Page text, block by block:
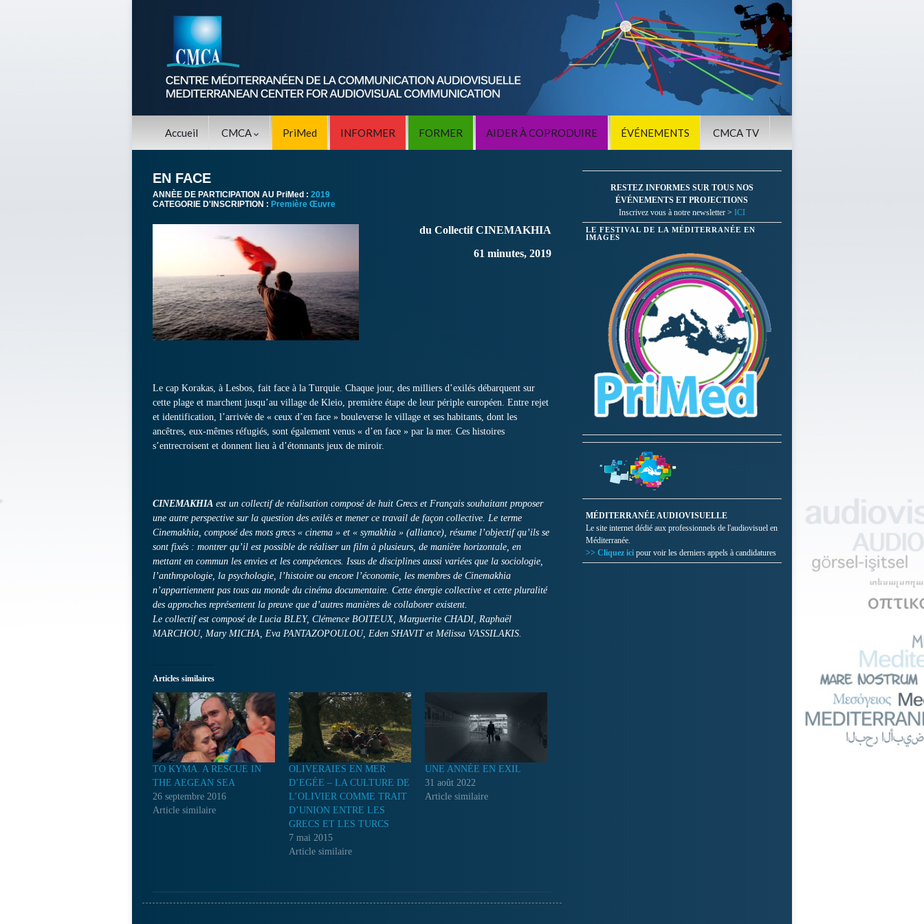
Accueil CMCA PriMed INFORMER FORMER AIDER À COPRODUIRE ÉVÉNEMENTS CMCA TV
EN FACE
ANNÈE DE PARTICIPATION AU PriMed : 2019
CATEGORIE D'INSCRIPTION : Première Œuvre
du Collectif CINEMAKHIA
61 minutes, 2019
Le cap Korakas, à Lesbos, fait face à la Turquie. Chaque jour, des milliers d’exilés débarquent sur
cette plage et marchent jusqu’au village de Kleio, première étape de leur périple européen. Entre rejet
et identification, l’arrivée de « ceux d’en face » bouleverse le village et ses habitants, dont les
ancêtres, eux-mêmes réfugiés, sont également venus « d’en face » par la mer. Ces histoires
s’entrecroisent et donnent lieu à d’étonnants jeux de miroir.
CINEMAKHIA est un collectif de réalisation composé de huit Grecs et Français souhaitant proposer
une autre perspective sur la question des exilés et mener ce travail de façon collective. Le terme
Cinemakhia, composé des mots grecs « cinema » et « symakhia » (alliance), résume l’objectif qu’ils se
sont fixés : montrer qu’il est possible de réaliser un film à plusieurs, de manière horizontale, en
mettant en commun les envies et les compétences. Issus de disciplines aussi variées que la sociologie,
l’anthropologie, la psychologie, l’histoire ou encore l’économie, les membres de Cinemakhia
n’appartiennent pas tous au monde du cinéma documentaire. Cette énergie collective et cette pluralité
des approches représentent la preuve que d’autres manières de collaborer existent.
Le collectif est composé de Lucia BLEY, Clémence BOITEUX, Marguerite CHADI, Raphaël
MARCHOU, Mary MICHA, Eva PANTAZOPOULOU, Eden SHAVIT et Mélissa VASSILAKIS.
Articles similaires
TO KYMA. A RESCUE IN
THE AEGEAN SEA
26 septembre 2016
Article similaire
OLIVERAIES EN MER
D’EGÉE – LA CULTURE DE
L’OLIVIER COMME TRAIT
D’UNION ENTRE LES
GRECS ET LES TURCS
7 mai 2015
Article similaire
UNE ANNÉE EN EXIL
31 août 2022
Article similaire
RESTEZ INFORMES SUR TOUS NOS
ÉVÉNEMENTS ET PROJECTIONS
Inscrivez vous à notre newsletter > ICI
LE FESTIVAL DE LA MÉDITERRANÉE EN
IMAGES
MÉDITERRANÉE AUDIOVISUELLE
Le site internet dédié aux professionnels de l'audiovisuel en
Méditerranée.
>> Cliquez ici pour voir les derniers appels à candidatures